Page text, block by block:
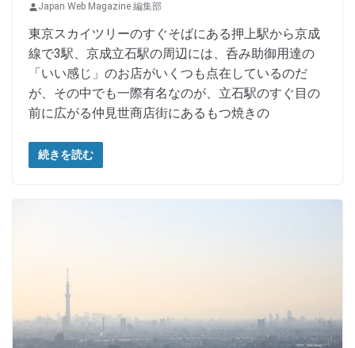
Japan Web Magazine 編集部
東京スカイツリーのすぐそばにある押上駅から京成
線で3駅、京成立石駅の周辺には、呑み助御用達の
「いい感じ」のお店がいくつも点在しているのだ
が、その中でも一際有名なのが、立石駅のすぐ目の
前に広がる仲見世商店街にあるもつ焼きの
続きを読む